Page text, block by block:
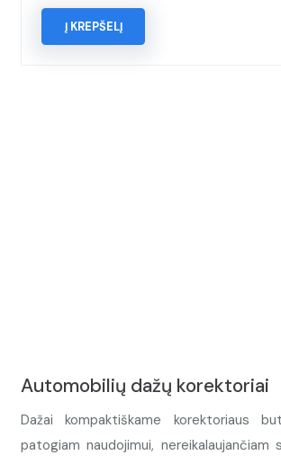
Į KREPŠELĮ
Automobilių dažų korektoriai
Dažai kompaktiškame korektoriaus
patogiam naudojimui, nereikalaujančiam